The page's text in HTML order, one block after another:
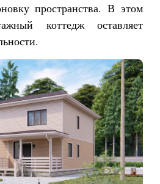
пространства. В этом
коттедж оставляет